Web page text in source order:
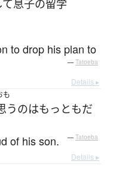
て息子の留学
to drop his plan to
— Tatoeba
Details ▸
も
うのはもっともだ
of his son. — Tatoeba
Details ▸